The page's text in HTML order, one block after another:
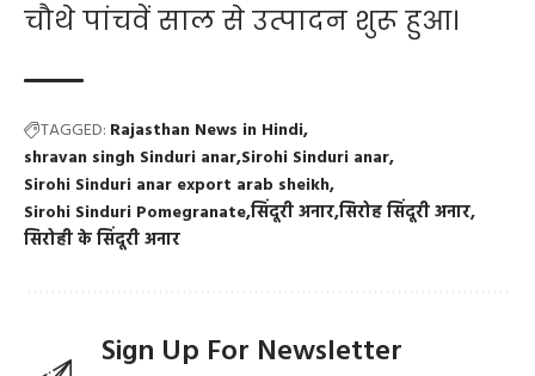
चौथे पांचवें साल से उत्पादन शुरू हुआ।
TAGGED: Rajasthan News in Hindi
shravan singh Sinduri anar Sirohi Sinduri anar
Sirohi Sinduri anar export arab sheikh
Sirohi Sinduri Pomegranateसिंदूरी अनारसिरोह सिंदूरी अनार
सिरोही के सिंदूरी अनार
Sign Up For Newsletter